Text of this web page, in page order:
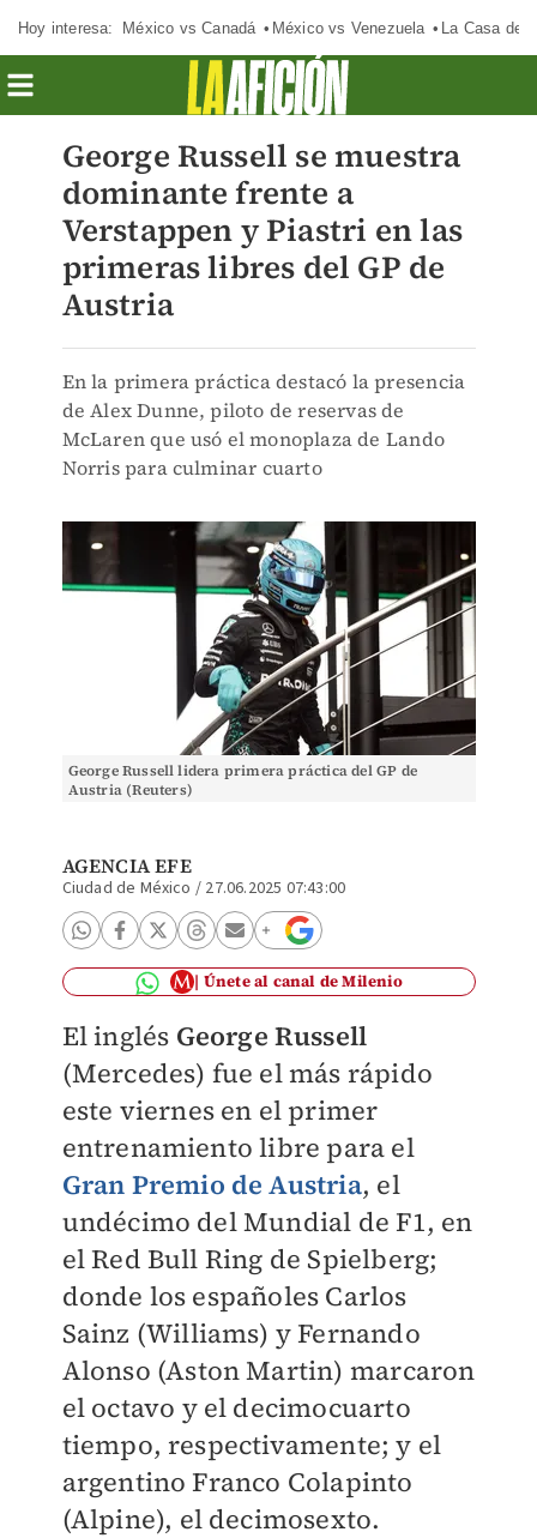
Hoy interesa: México vs Canadá México vs Venezuela La Casa de
George Russell se muestra
dominante frente a
Verstappen y Piastri en las
primeras libres del GP de
Austria
En la primera práctica destacó la presencia
de Alex Dunne, piloto de reservas de
McLaren que usó el monoplaza de Lando
Norris para culminar cuarto
George Russell lidera primera práctica del GP de
Austria (Reuters)
AGENCIA EFE
Ciudad de México / 27.06.2025 07:43:00
Únete al canal de Milenio
El inglés George Russell
(Mercedes) fue el más rápido
este viernes en el primer
entrenamiento libre para el
Gran Premio de Austria, el
undécimo del Mundial de F1, en
el Red Bull Ring de Spielberg;
donde los españoles Carlos
Sainz (Williams) y Fernando
Alonso (Aston Martin) marcaron
el octavo y el decimocuarto
tiempo, respectivamente; y el
argentino Franco Colapinto
(Alpine), el decimosexto.